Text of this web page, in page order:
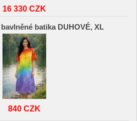
16 330 CZK
batika DUHOVÉ, XL
840 CZK